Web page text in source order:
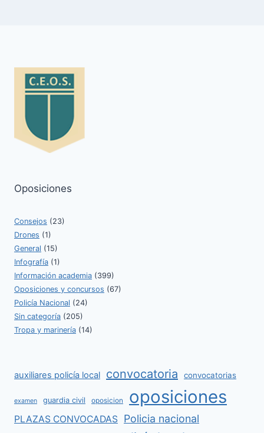
Oposiciones
Consejos (23)
Drones (1)
General (15)
Infografía (1)
Información academia (399)
Oposiciones y concursos (67)
Policía Nacional (24)
Sin categoría (205)
Tropa y marinería (14)
auxiliares policía local convocatoria convocatorias
examen guardia civil oposicion oposiciones
PLAZAS CONVOCADAS Policia nacional